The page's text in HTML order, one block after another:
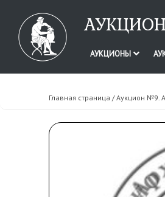
АУКЦИОНЫ
Главная страница /Аукцион №9.